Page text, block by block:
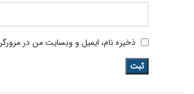
ذخیره نام، ایمیل و وبسایت من در